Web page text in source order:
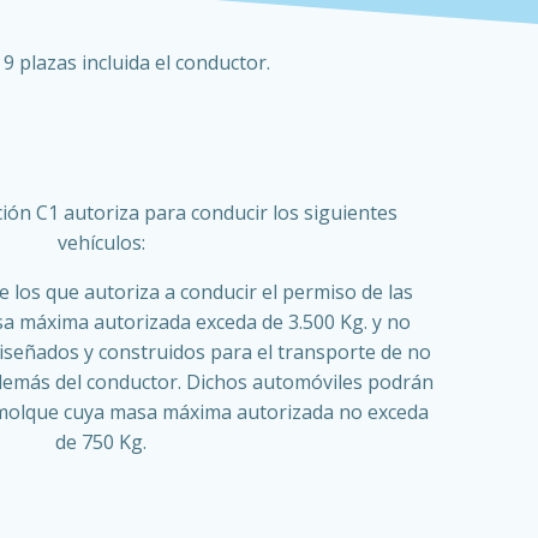
plazas incluida el conductor.
C1 autoriza para conducir los siguientes
vehículos:
los que autoriza a conducir el permiso de las
máxima autorizada exceda de 3.500 Kg. y no
y construidos para el transporte de no
del conductor. Dichos automóviles podrán
cuya masa máxima autorizada no exceda
de 750 Kg.